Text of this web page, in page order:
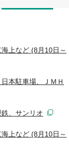
上など (8月10日～
本駐車場、ＪＭＨ
、サンリオ
上など (8月10日～